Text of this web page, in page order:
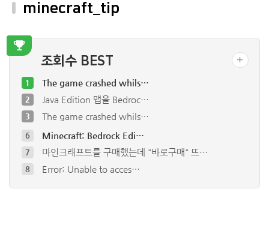
minecraft_tip
조회수 BEST
6 Minecraft: Bedrock Edi…
7 마인크래프트를 구매했는데 "바로구매" 뜨…
8 Error: Unable to acces…
1 The game crashed whils…
2 Java Edition 맵을 Bedroc…
3 The game crashed whils…